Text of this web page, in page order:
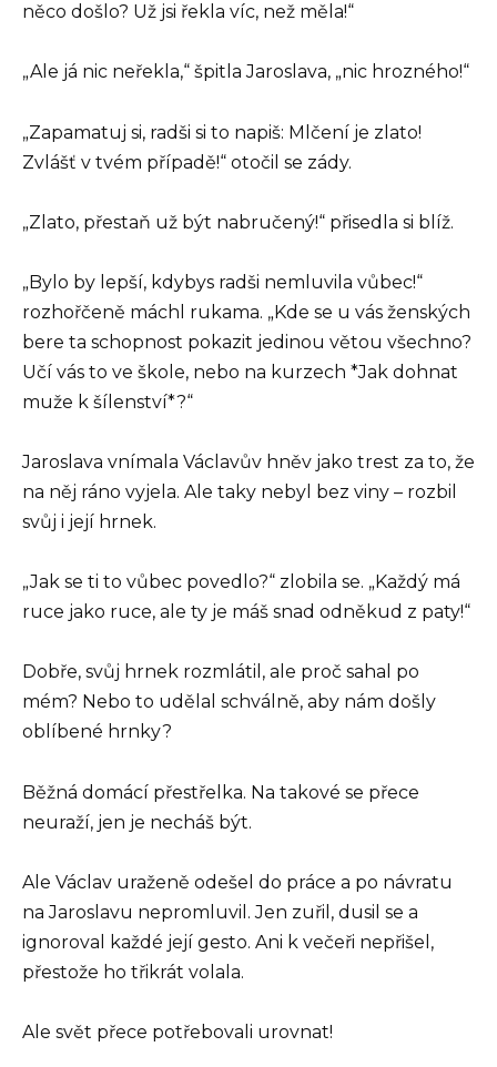
něco došlo? Už jsi řekla víc, než měla!“
„Ale já nic neřekla,“ špitla Jaroslava, „nic hrozného!“
„Zapamatuj si, radši si to napiš: Mlčení je zlato!
Zvlášť v tvém případě!“ otočil se zády.
„Zlato, přestaň už být nabručený!“ přisedla si blíž.
„Bylo by lepší, kdybys radši nemluvila vůbec!“
rozhořčeně máchl rukama. „Kde se u vás ženských
bere ta schopnost pokazit jedinou větou všechno?
Učí vás to ve škole, nebo na kurzech *Jak dohnat
muže k šílenství*?“
Jaroslava vnímala Václavův hněv jako trest za to, že
na něj ráno vyjela. Ale taky nebyl bez viny – rozbil
svůj i její hrnek.
„Jak se ti to vůbec povedlo?“ zlobila se. „Každý má
ruce jako ruce, ale ty je máš snad odněkud z paty!“
Dobře, svůj hrnek rozmlátil, ale proč sahal po
mém? Nebo to udělal schválně, aby nám došly
oblíbené hrnky?
Běžná domácí přestřelka. Na takové se přece
neuraží, jen je necháš být.
Ale Václav uraženě odešel do práce a po návratu
na Jaroslavu nepromluvil. Jen zuřil, dusil se a
ignoroval každé její gesto. Ani k večeři nepřišel,
přestože ho třikrát volala.
Ale svět přece potřebovali urovnat!